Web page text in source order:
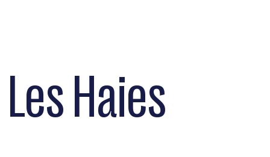
Haies